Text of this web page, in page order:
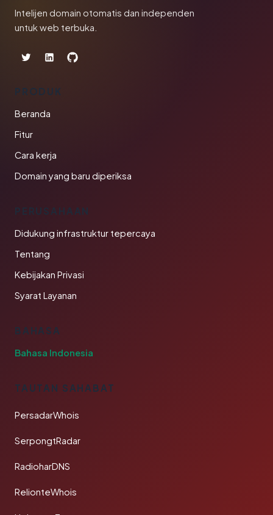
Intelijen domain otomatis dan independen
untuk web terbuka.
PRODUK
Beranda
Fitur
Cara kerja
Domain yang baru diperiksa
PERUSAHAAN
Didukung infrastruktur tepercaya
Tentang
Kebijakan Privasi
Syarat Layanan
BAHASA
Bahasa Indonesia
TAUTAN SAHABAT
PersadarWhois
SerpongtRadar
RadioharDNS
RelionteWhois